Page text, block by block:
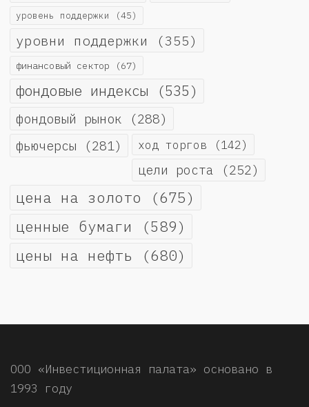
уровень поддержки (45)
уровни поддержки (355)
финансовый сектор (67)
фондовые индексы (535)
фондовый рынок (288)
фьючерсы (281) ход торгов (142)
цели роста (252)
цена на золото (675)
ценные бумаги (589)
цены на нефть (680)
ООО «Инвестиционная палата» основано в
1993 году